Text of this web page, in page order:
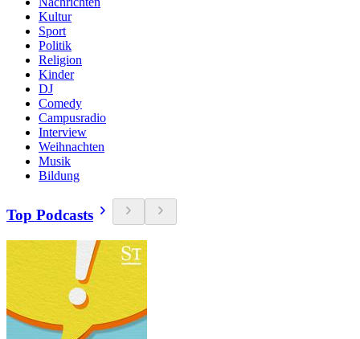
Kultur
Sport
Politik
Religion
Kinder
DJ
Comedy
Campusradio
Interview
Weihnachten
Musik
Bildung
Top Podcasts